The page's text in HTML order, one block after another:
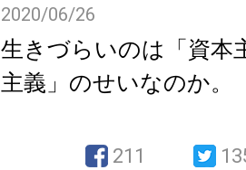
2020/06/26
生きづらいのは「資本
主義」のせいなのか。
211